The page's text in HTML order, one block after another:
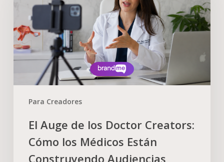
Para Creadores
El Auge de los Doctor Creators:
Cómo los Médicos Están
Construyendo Audiencias,